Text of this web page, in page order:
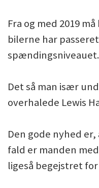
Fra og med 2019
bilerne har
spændingsniveauet.
Det så man især
overhalede Lewis
Den gode nyhed
fald er manden
ligeså begejstret